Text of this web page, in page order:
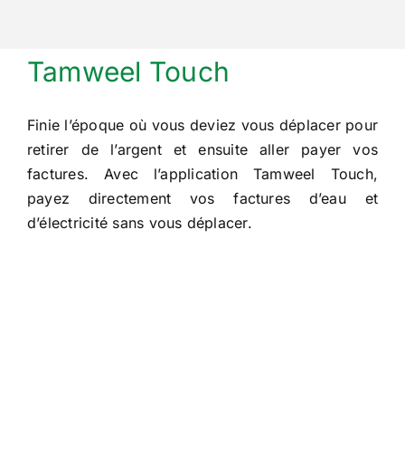
Tamweel Touch
Finie l’époque où vous deviez vous déplacer pour
retirer de l’argent et ensuite aller payer vos
factures. Avec l’application Tamweel Touch,
payez directement vos factures d’eau et
d’électricité sans vous déplacer.